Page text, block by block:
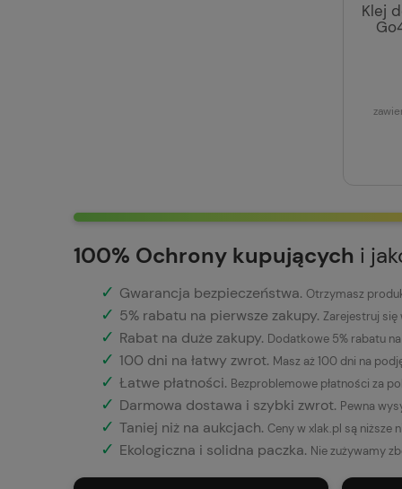
Klej
100% Ochrony kupujących i
✓ Gwarancja bezpieczeństwa. Otrzymasz
✓ 5% rabatu na pierwsze zakupy. Zarejestruj się
✓ Rabat na duże zakupy. Dodatkowe 5% rabatu
✓ 100 dni na łatwy zwrot. Masz aż 100 dni na
✓ Łatwe płatności. Bezproblemowe płatności za
✓ Darmowa dostawa i szybki zwrot. Pewna
✓ Taniej niż na aukcjach. Ceny w xlak.pl są niższe
✓ Ekologiczna i solidna paczka. Nie zużywamy